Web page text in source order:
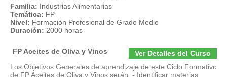
Familia: Industrias Alimentarias
Temática: FP
Nivel: Formación Profesional de Grado Medio
Duración: 2000 horas
Ver Detalles del Curso
FP Aceites de Oliva y Vinos
Los Objetivos Generales de aprendizaje de este Ciclo Formativo
de FP Aceites de Oliva y Vinos serán: - Identificar materias